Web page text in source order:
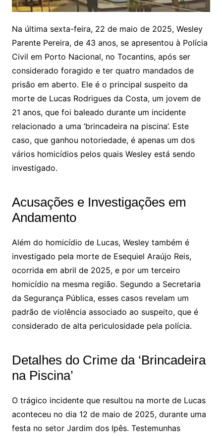
Na última sexta-feira, 22 de maio de 2025, Wesley
Parente Pereira, de 43 anos, se apresentou à Polícia
Civil em Porto Nacional, no Tocantins, após ser
considerado foragido e ter quatro mandados de
prisão em aberto. Ele é o principal suspeito da
morte de Lucas Rodrigues da Costa, um jovem de
21 anos, que foi baleado durante um incidente
relacionado a uma ‘brincadeira na piscina’. Este
caso, que ganhou notoriedade, é apenas um dos
vários homicídios pelos quais Wesley está sendo
investigado.
Acusações e Investigações em
Andamento
Além do homicídio de Lucas, Wesley também é
investigado pela morte de Esequiel Araújo Reis,
ocorrida em abril de 2025, e por um terceiro
homicídio na mesma região. Segundo a Secretaria
da Segurança Pública, esses casos revelam um
padrão de violência associado ao suspeito, que é
considerado de alta periculosidade pela polícia.
Detalhes do Crime da ‘Brincadeira
na Piscina’
O trágico incidente que resultou na morte de Lucas
aconteceu no dia 12 de maio de 2025, durante uma
festa no setor Jardim dos Ipês. Testemunhas